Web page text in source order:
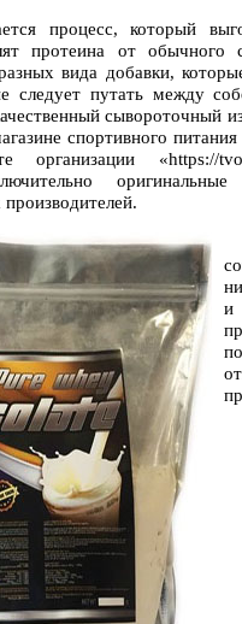
процесс, который
протеина от обычного
вида добавки,
следует путать между
сывороточный
спортивного питания
организации «https://
и